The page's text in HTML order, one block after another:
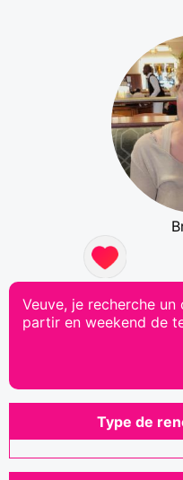
Veuve, je recherche
partir en weekend de
Type de